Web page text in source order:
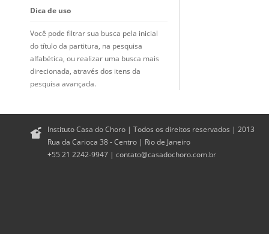
Dica de uso
Você pode filtrar sua busca pela inicial
do título da partitura, na pesquisa
alfabética, ou realizar uma busca mais
direcionada, através dos itens da
pesquisa avançada.
Instituto Casa do Choro | Todos os direitos reservados | 2013
Rua da Carioca 38 - Centro | Rio de Janeiro
+55 21 2242-9947 | contato@casadochoro.com.br